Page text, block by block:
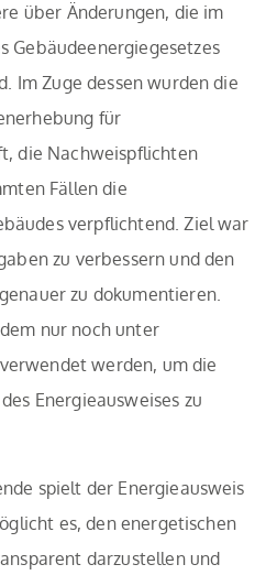
über Änderungen, die im
Gebäudeenergiegesetzes
Im Zuge dessen wurden die
für
die Nachweispflichten
Fällen die
verpflichtend. Ziel war
zu verbessern und den
zu dokumentieren.
nur noch unter
werden, um die
Energieausweises zu
spielt der Energieausweis
es, den energetischen
darzustellen und